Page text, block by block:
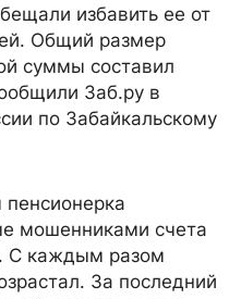
избавить ее от
Общий размер
суммы составил
Заб.ру в
по Забайкальскому
мошенниками счета
С каждым разом
За последний